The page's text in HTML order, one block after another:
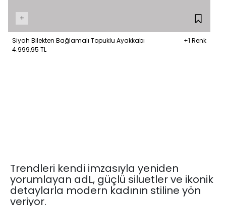
+
Siyah Bilekten Bağlamalı Topuklu Ayakkabı
+1 Renk
4.999,95 TL
Trendleri kendi imzasıyla yeniden
yorumlayan adL, güçlü siluetler ve ikonik
detaylarla modern kadının stiline yön
veriyor.